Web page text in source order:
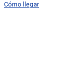
Cómo llegar